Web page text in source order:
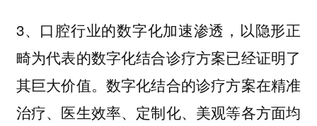
3、口腔行业的数字化加速渗透，以隐形正
畸为代表的数字化结合诊疗方案已经证明了
其巨大价值。数字化结合的诊疗方案在精准
治疗、医生效率、定制化、美观等各方面均